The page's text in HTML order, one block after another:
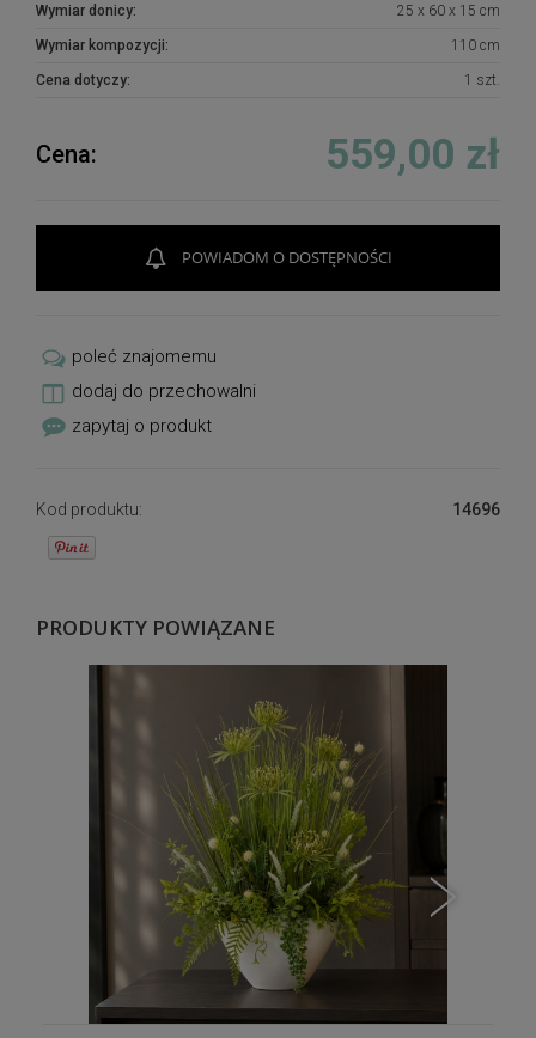
Wymiar donicy: 25 x 60 x 15 cm
Wymiar kompozycji: 110 cm
Cena dotyczy: 1 szt.
Cena: 559,00 zł
POWIADOM O DOSTĘPNOŚCI
poleć znajomemu
dodaj do przechowalni
zapytaj o produkt
Kod produktu: 14696
PRODUKTY POWIĄZANE